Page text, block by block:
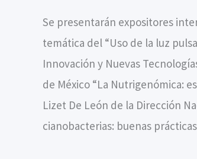
Se presentarán expositores
temática del “Uso de la luz
Innovación y Nuevas
de México “La Nutrigenómica:
Lizet De León de la Dirección
cianobacterias: buenas